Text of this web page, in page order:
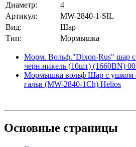
Диаметр:
4
Артикул:
MW-2840-1-SIL
Вид:
Шар
Тип:
Мормышка
Морм. Вольф."Dixon-Rus" шар
черн.никель (10шт) (1660BN)
Мормышка вольф Шар с ушком
гальв (MW-2840-1Ch) Helios
Основные страницы